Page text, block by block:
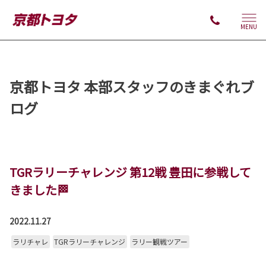
MENU
京都トヨタ 本部スタッフのきまぐれブ
ログ
TGRラリーチャレンジ 第12戦 豊田に参戦して
きました🏁
2022.11.27
ラリチャレ TGRラリーチャレンジ ラリー観戦ツアー